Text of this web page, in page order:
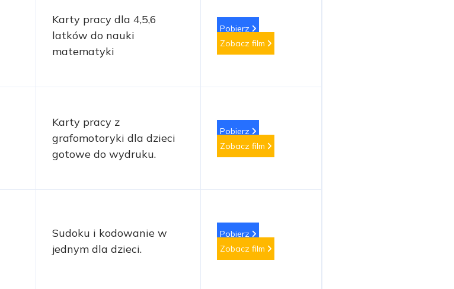
Karty pracy dla 4,5,6
latków do nauki
matematyki
Pobierz
Zobacz film
Karty pracy z
grafomotoryki dla dzieci
gotowe do wydruku.
Pobierz
Zobacz film
Sudoku i kodowanie w
jednym dla dzieci.
Pobierz
Zobacz film